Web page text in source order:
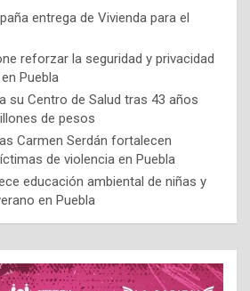
entrega de Vivienda para el
reforzar la seguridad y privacidad
Puebla
su Centro de Salud tras 43 años
de pesos
Carmen Serdán fortalecen
de violencia en Puebla
educación ambiental de niñas y
en Puebla